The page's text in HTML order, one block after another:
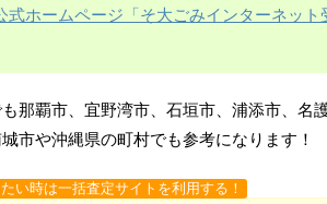
式ホームページ「そ大ごみインターネット
那覇市、宜野湾市、石垣市、浦添市、名
市や沖縄県の町村でも参考になります！
い時は一括査定サイトを利用する！